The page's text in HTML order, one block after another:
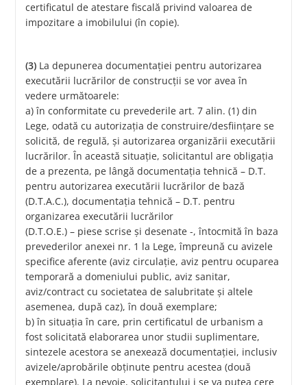
certificatul de atestare fiscală privind valoarea de
impozitare a imobilului (în copie).
(3) La depunerea documentaţiei pentru autorizarea
executării lucrărilor de construcţii se vor avea în
vedere următoarele:
a) în conformitate cu prevederile art. 7 alin. (1) din
Lege, odată cu autorizaţia de construire/desfiinţare se
solicită, de regulă, şi autorizarea organizării executării
lucrărilor. În această situaţie, solicitantul are obligaţia
de a prezenta, pe lângă documentaţia tehnică – D.T.
pentru autorizarea executării lucrărilor de bază
(D.T.A.C.), documentaţia tehnică – D.T. pentru
organizarea executării lucrărilor
(D.T.O.E.) – piese scrise şi desenate -, întocmită în baza
prevederilor anexei nr. 1 la Lege, împreună cu avizele
specifice aferente (aviz circulaţie, aviz pentru ocuparea
temporară a domeniului public, aviz sanitar,
aviz/contract cu societatea de salubritate şi altele
asemenea, după caz), în două exemplare;
b) în situaţia în care, prin certificatul de urbanism a
fost solicitată elaborarea unor studii suplimentare,
sintezele acestora se anexează documentaţiei, inclusiv
avizele/aprobările obţinute pentru acestea (două
exemplare). La nevoie, solicitantului i se va putea cere